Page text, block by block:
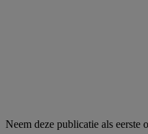
Neem deze publicatie als eerste